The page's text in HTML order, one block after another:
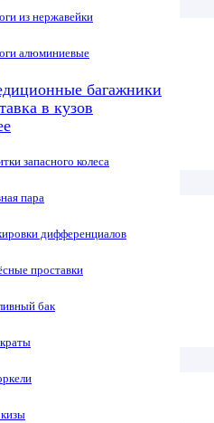
из нержавейки
алюминиевые
багажники
запасного колеса
пара
дифференциалов
проставки
бак
в кузов